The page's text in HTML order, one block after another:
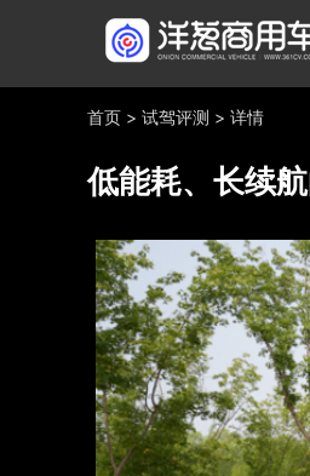
首页 > 试驾评测 > 详情
低能耗、长续